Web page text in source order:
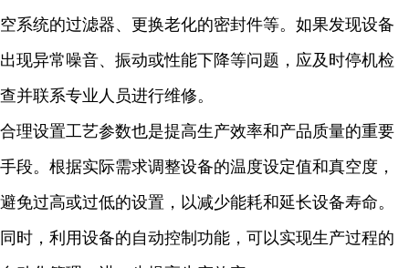
空系统的过滤器、更换老化的密封件等。如果发现设备
出现异常噪音、振动或性能下降等问题，应及时停机检
查并联系专业人员进行维修。
合理设置工艺参数也是提高生产效率和产品质量的重要
手段。根据实际需求调整设备的温度设定值和真空度，
避免过高或过低的设置，以减少能耗和延长设备寿命。
同时，利用设备的自动控制功能，可以实现生产过程的